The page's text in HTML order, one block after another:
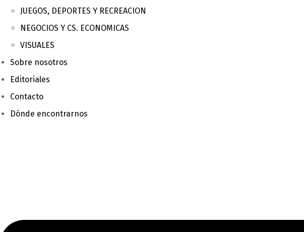
JUEGOS, DEPORTES Y RECREACION
NEGOCIOS Y CS. ECONOMICAS
VISUALES
Sobre nosotros
Editoriales
Contacto
Dónde encontrarnos